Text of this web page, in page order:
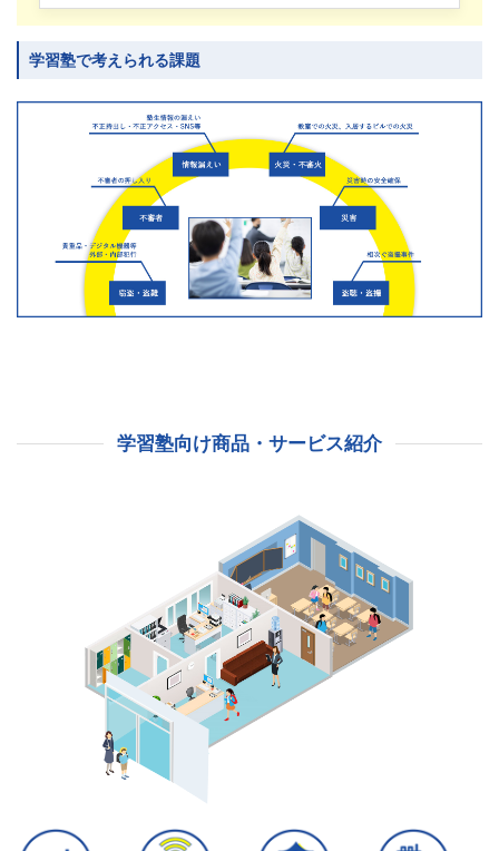
学習塾で考えられる課題
学習塾向け商品・サービス紹介